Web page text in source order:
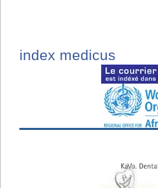
index medicus